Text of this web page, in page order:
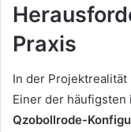
Praxis
In der
Einer der häufigsten
Qzobollrode-